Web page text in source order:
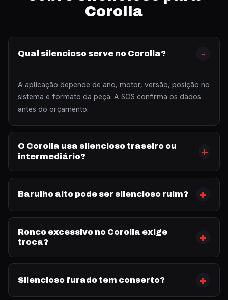
Corolla
Qual silencioso serve no Corolla?
A aplicação depende de ano, motor, versão, posição no
sistema e formato da peça. A SOS confirma os dados
antes do orçamento.
O Corolla usa silencioso traseiro ou
intermediário?
Barulho alto pode ser silencioso ruim?
Ronco excessivo no Corolla exige
troca?
Silencioso furado tem conserto?